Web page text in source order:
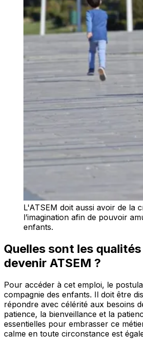
L'ATSEM doit aussi avoir de la
l’imagination afin de pouvoir
enfants.
Quelles sont les
devenir ATSEM ?
Pour accéder à cet emploi, le
compagnie des enfants. Il doit être
répondre avec célérité aux besoins
patience, la bienveillance et la
essentielles pour embrasser ce
calme en toute circonstance est